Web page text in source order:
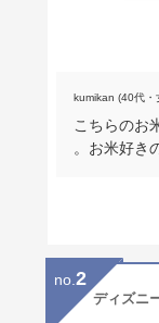
kumikan (40代・
こちらのお
。お米好き
no. 2